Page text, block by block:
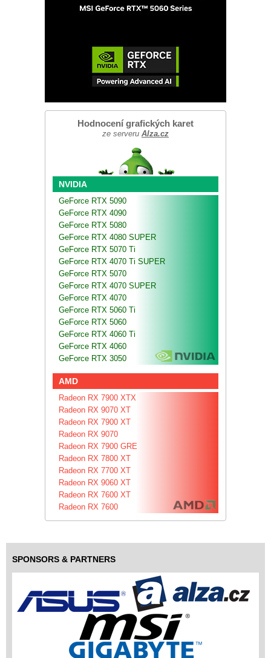
Hodnocení grafických karet
ze serveru Alza.cz
NVIDIA
GeForce RTX 5090
GeForce RTX 4090
GeForce RTX 5080
GeForce RTX 4080 SUPER
GeForce RTX 5070 Ti
GeForce RTX 4070 Ti SUPER
GeForce RTX 5070
GeForce RTX 4070 SUPER
GeForce RTX 4070
GeForce RTX 5060 Ti
GeForce RTX 5060
GeForce RTX 4060 Ti
GeForce RTX 4060
GeForce RTX 3050
AMD
Radeon RX 7900 XTX
Radeon RX 9070 XT
Radeon RX 7900 XT
Radeon RX 9070
Radeon RX 7900 GRE
Radeon RX 7800 XT
Radeon RX 7700 XT
Radeon RX 9060 XT
Radeon RX 7600 XT
Radeon RX 7600
SPONSORS & PARTNERS